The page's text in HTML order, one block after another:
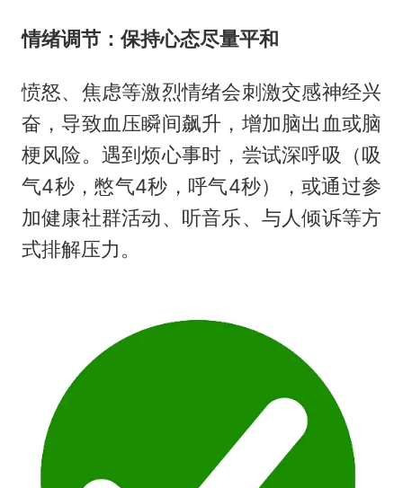
情绪调节：保持心态尽量平和
愤怒、焦虑等激烈情绪会刺激交感神经兴
奋，导致血压瞬间飙升，增加脑出血或脑
梗风险。遇到烦心事时，尝试深呼吸（吸
气4秒，憋气4秒，呼气4秒），或通过参
加健康社群活动、听音乐、与人倾诉等方
式排解压力。